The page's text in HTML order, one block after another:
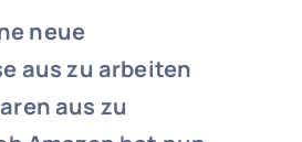
neue
aus zu arbeiten
aus zu